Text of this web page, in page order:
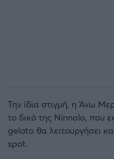
Την ίδια στιγμή, η Άνω
το δικό της Ninnolo, που
gelato θα λειτουργήσει
spot.